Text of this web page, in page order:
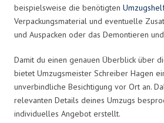
beispielsweise die benötigten
Verpackungsmaterial und eventuelle
und Auspacken oder das Demontieren
Damit du einen genauen Überblick über
bietet Umzugsmeister Schreiber Hagen
unverbindliche Besichtigung vor Ort an.
relevanten Details deines Umzugs
individuelles Angebot erstellt.